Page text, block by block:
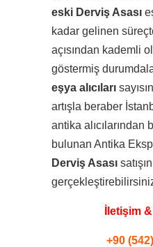
eski Derviş Asası
kadar gelinen
açısından kademli
göstermiş
eşya alıcıları
artışla beraber
antika alıcılarından
bulunan Antika
Derviş Asası
İletişim
+90